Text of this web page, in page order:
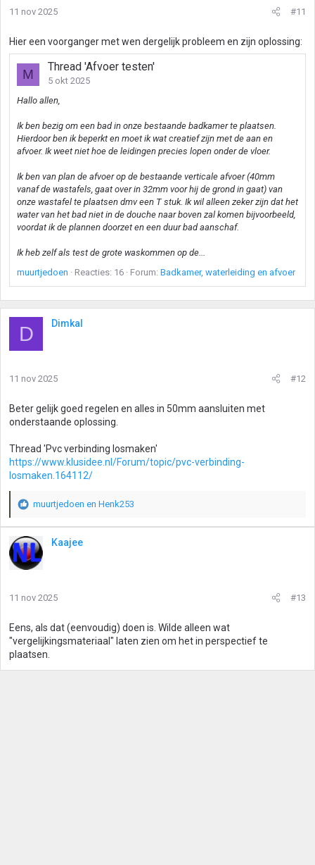
11 nov 2025 #11
Hier een voorganger met wen dergelijk probleem en zijn oplossing:
M
Thread 'Afvoer testen'
5 okt 2025
Hallo allen,
Ik ben bezig om een bad in onze bestaande badkamer te plaatsen.
Hierdoor ben ik beperkt en moet ik wat creatief zijn met de aan en
afvoer. Ik weet niet hoe de leidingen precies lopen onder de vloer.
Ik ben van plan de afvoer op de bestaande verticale afvoer (40mm
vanaf de wastafels, gaat over in 32mm voor hij de grond in gaat) van
onze wastafel te plaatsen dmv een T stuk. Ik wil alleen zeker zijn dat het
water van het bad niet in de douche naar boven zal komen bijvoorbeeld,
voordat ik de plannen doorzet en een duur bad aanschaf.
Ik heb zelf als test de grote waskommen op de...
muurtjedoen
Reacties: 16 Forum: Badkamer, waterleiding en afvoer
D Dimkal
11 nov 2025 #12
Beter gelijk goed regelen en alles in 50mm aansluiten met
onderstaande oplossing.
Thread 'Pvc verbinding losmaken'
https://www.klusidee.nl/Forum/topic/pvc-verbinding-
losmaken.164112/
W
a
r
d
e
g
muurtjedoen en Henk253
Kaajee
11 nov 2025 #13
Eens, als dat (eenvoudig) doen is. Wilde alleen wat
"vergelijkingsmateriaal" laten zien om het in perspectief te
plaatsen.